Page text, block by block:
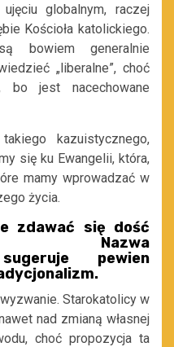
globalnym, raczej
Kościoła katolickiego.
bowiem generalnie
„liberalne”, choć
bo jest nacechowane
kazuistycznego,
się ku Ewangelii, która,
mamy wprowadzać w
życia.
zdawać się dość
Nazwa
pewien
Starokatolicy w
nad zmianą własnej
choć propozycja ta